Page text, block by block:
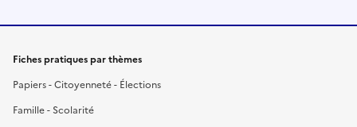
Fiches pratiques par thèmes
Papiers - Citoyenneté - Élections
Famille - Scolarité